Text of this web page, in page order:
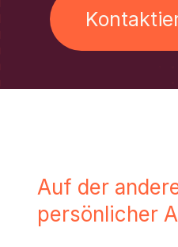
Auf der
persönlicher